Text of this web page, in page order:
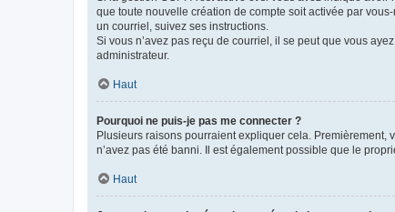
que toute nouvelle création de compte soit activée par
un courriel, suivez ses instructions.
Si vous n’avez pas reçu de courriel, il se peut que vous
administrateur.
Haut
Pourquoi ne puis-je pas me connecter ?
Plusieurs raisons pourraient expliquer cela. Premièrement,
n’avez pas été banni. Il est également possible que le
Haut